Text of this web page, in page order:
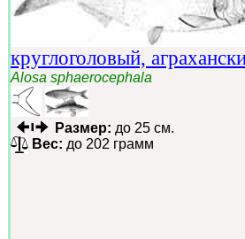
круглоголовый,
Alosa sphaerocephala
Размер: до 25 см.
Вес: до 202 грамм